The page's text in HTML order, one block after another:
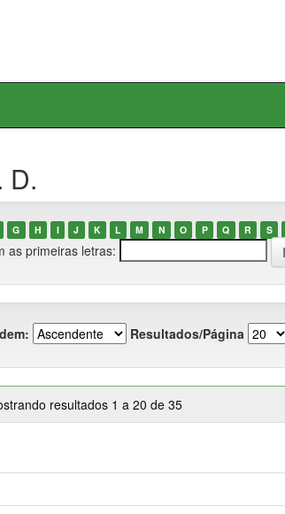
D.
G H I J K L M N O P Q R S
as primeiras letras:
Resultados/Página
resultados 1 a 20 de 35